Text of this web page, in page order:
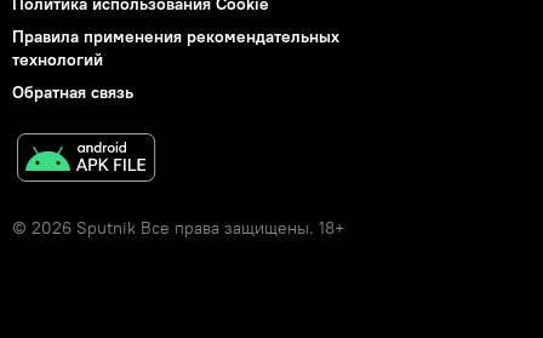
Правила применения рекомендательных
технологий
Обратная связь
© 2026 Sputnik Все права защищены. 18+